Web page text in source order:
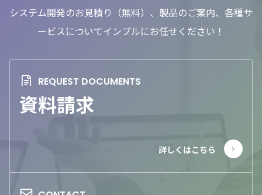
システム開発のお見積り（無料）、製品のご案内、各種サ
ービスについてインプルにお任せください！
資料請求